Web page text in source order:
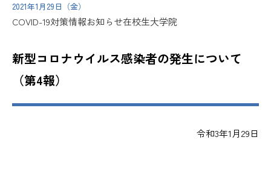
2021年1月29日（金）
COVID-19対策情報お知らせ在校生大学院
新型コロナウイルス感染者の発生について
（第4報）
令和3年1月29日